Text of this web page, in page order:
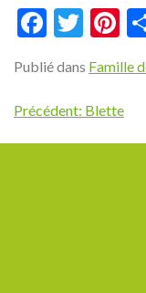
Publié dans Famille
Navigation
Précédent: Blette